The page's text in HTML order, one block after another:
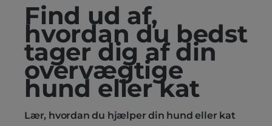
Find ud af,
hvordan du bedst
tager dig af din
overvægtige
hund eller kat
Lær, hvordan du hjælper din hund eller kat